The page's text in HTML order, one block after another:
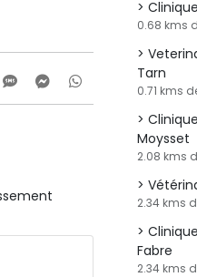
0.68 kms
Tarn
0.71 kms
Moysset
2.08 kms
2.34 kms
Fabre
2.34 kms